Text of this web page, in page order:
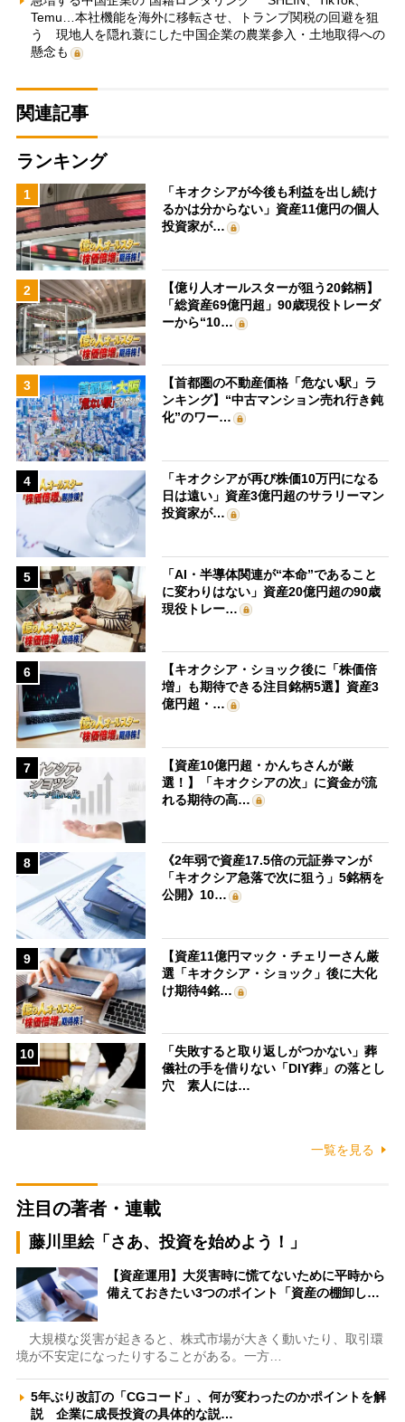
Temu…本社機能を海外に移転させ、トランプ関税の回避を狙
う 現地人を隠れ蓑にした中国企業の農業参入・土地取得への
懸念も
関連記事
ランキング
1
「キオクシアが今後も利益を出し続け
るかは分からない」資産11億円の個人
投資家が…
2
【億り人オールスターが狙う20銘柄】
「総資産69億円超」90歳現役トレーダ
ーから“10…
3
【首都圏の不動産価格「危ない駅」ラ
ンキング】“中古マンション売れ行き鈍
化”のワー…
4
「キオクシアが再び株価10万円になる
日は遠い」資産3億円超のサラリーマン
投資家が…
5
「AI・半導体関連が“本命”であること
に変わりはない」資産20億円超の90歳
現役トレー…
6
【キオクシア・ショック後に「株価倍
増」も期待できる注目銘柄5選】資産3
億円超・…
7
【資産10億円超・かんちさんが厳
選！】「キオクシアの次」に資金が流
れる期待の高…
8
《2年弱で資産17.5倍の元証券マンが
「キオクシア急落で次に狙う」5銘柄を
公開》10…
9
【資産11億円マック・チェリーさん厳
選「キオクシア・ショック」後に大化
け期待4銘…
10
「失敗すると取り返しがつかない」葬
儀社の手を借りない「DIY葬」の落とし
穴 素人には…
一覧を見る
注目の著者・連載
藤川里絵「さあ、投資を始めよう！」
【資産運用】大災害時に慌てないために平時から
備えておきたい3つのポイント「資産の棚卸し…
大規模な災害が起きると、株式市場が大きく動いたり、取引環
境が不安定になったりすることがある。一方…
5年ぶり改訂の「CGコード」、何が変わったのかポイントを解
説 企業に成長投資の具体的な説…